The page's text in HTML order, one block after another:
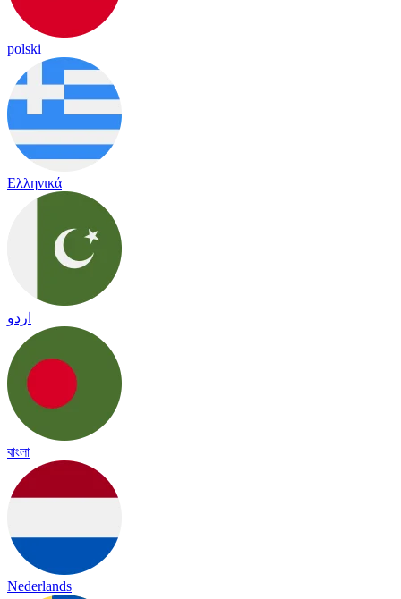
polski
Ελληνικά
اردو
বাংলা
Nederlands